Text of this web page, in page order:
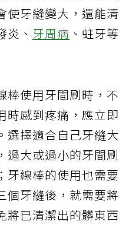
使牙縫變大，還能清
炎、 牙周病 、蛀牙等
棒使用牙間刷時，不
時感到疼痛，應立即
選擇適合自己牙縫大
過大或過小的牙間刷
牙線棒的使用也需要
個牙縫後，就需要將
將已清潔出的髒東西